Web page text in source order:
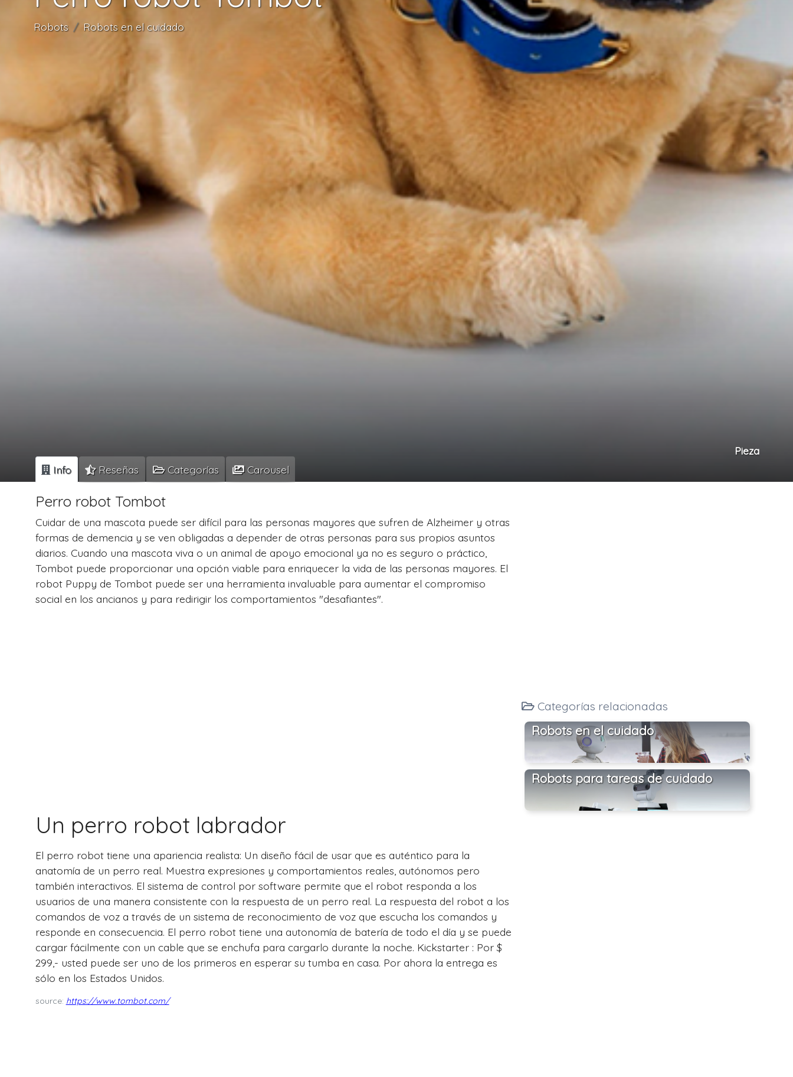
Robots Robots en el cuidado
Pieza
Info
Reseñas Categorías Carousel
Perro robot Tombot
Cuidar de una mascota puede ser difícil para las personas mayores que sufren de Alzheimer y otras
formas de demencia y se ven obligadas a depender de otras personas para sus propios asuntos
diarios. Cuando una mascota viva o un animal de apoyo emocional ya no es seguro o práctico,
Tombot puede proporcionar una opción viable para enriquecer la vida de las personas mayores. El
robot Puppy de Tombot puede ser una herramienta invaluable para aumentar el compromiso
social en los ancianos y para redirigir los comportamientos "desafiantes".
Un perro robot labrador
El perro robot tiene una apariencia realista: Un diseño fácil de usar que es auténtico para la
anatomía de un perro real. Muestra expresiones y comportamientos reales, autónomos pero
también interactivos. El sistema de control por software permite que el robot responda a los
usuarios de una manera consistente con la respuesta de un perro real. La respuesta del robot a los
comandos de voz a través de un sistema de reconocimiento de voz que escucha los comandos y
responde en consecuencia. El perro robot tiene una autonomía de batería de todo el día y se puede
cargar fácilmente con un cable que se enchufa para cargarlo durante la noche. Kickstarter : Por $
299,- usted puede ser uno de los primeros en esperar su tumba en casa. Por ahora la entrega es
sólo en los Estados Unidos.
source: https://www.tombot.com/
Categorías relacionadas
Robots en el cuidado
Robots para tareas de cuidado